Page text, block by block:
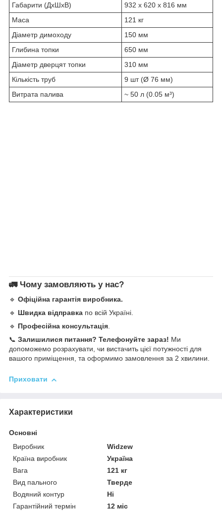
Габарити (ДхШхВ)
932 х 620 х 816 мм
Маса
121 кг
Діаметр димоходу
150 мм
Глибина топки
650 мм
Діаметр дверцят топки
310 мм
Кількість труб
9 шт (Ø 76 мм)
Витрата палива
~ 50 л (0.05 м³)
🚛 Чому замовляють у нас?
🔹 Офіційна гарантія виробника.
🔹 Швидка відправка по всій Україні.
🔹 Професійна консультація.
📞 Залишилися питання? Телефонуйте зараз! Ми
допоможемо розрахувати, чи вистачить цієї потужності для
вашого приміщення, та оформимо замовлення за 2 хвилини.
Приховати
Характеристики
Основні
Виробник
Widzew
Країна виробник
Україна
Вага
121 кг
Вид пального
Тверде
Водяний контур
Ні
Гарантійний термін
12 міс